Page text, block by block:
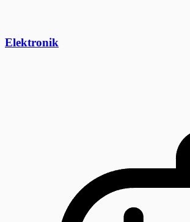
Elektronik